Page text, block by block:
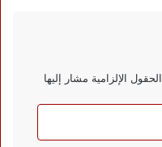
الحقول الإلزامية مشار إليها